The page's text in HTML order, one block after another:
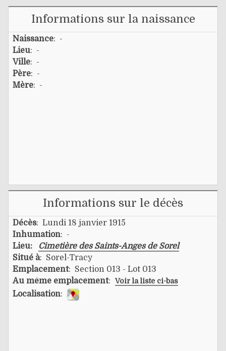
Informations sur la naissance
Naissance: -
Lieu: -
Ville: -
Père: -
Mère: -
Informations sur le décès
Décès: Lundi 18 janvier 1915
Inhumation: -
Lieu:
Cimetière des Saints-Anges de Sorel
Situé à: Sorel-Tracy
Emplacement: Section 013 - Lot 013
Au même emplacement: Voir la liste ci-bas
Localisation: